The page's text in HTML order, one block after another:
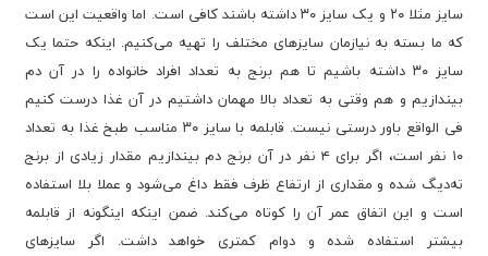
سایز مثلا ۲۰ و یک سایز ۳۰ داشته باشند کافی است. اما واقعیت این است
که ما بسته به نیازمان سایزهای مختلف را تهیه می‌کنیم. اینکه حتما یک
سایز ۳۰ داشته باشیم تا هم برنج به تعداد افراد خانواده را در آن دم
بیندازیم و هم وقتی به تعداد بالا مهمان داشتیم در آن غذا درست کنیم
فی الواقع باور درستی نیست. قابلمه با سایز ۳۰ مناسب طبخ غذا به تعداد
۱۰ نفر است، اگر برای ۴ نفر در آن برنج دم بیندازیم مقدار زیادی از برنج
ته‌دیگ شده و مقداری از ارتفاع ظرف فقط داغ می‌شود و عملا بلا استفاده
است و این اتفاق عمر آن را کوتاه می‌کند. ضمن اینکه اینگونه از قابلمه
بیشتر استفاده شده و دوام کمتری خواهد داشت. اگر سایزهای